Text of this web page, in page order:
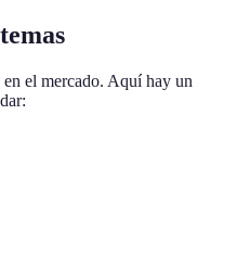
el mercado. Aquí hay un